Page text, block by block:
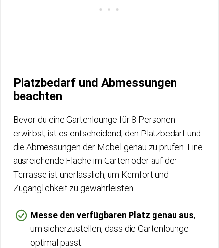
Platzbedarf und Abmessungen
beachten
Bevor du eine Gartenlounge für 8 Personen
erwirbst, ist es entscheidend, den Platzbedarf und
die Abmessungen der Möbel genau zu prüfen. Eine
ausreichende Fläche im Garten oder auf der
Terrasse ist unerlässlich, um Komfort und
Zugänglichkeit zu gewährleisten.
Messe den verfügbaren Platz genau aus,
um sicherzustellen, dass die Gartenlounge
optimal passt.